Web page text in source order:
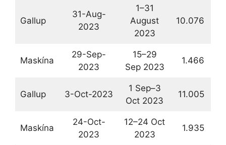
Gallup
31-Aug-
2023
1–31
August
2023
10.076
Maskína
29-Sep-
2023
15–29
Sep 2023
1.466
Gallup 3-Oct-2023
1 Sep–3
Oct 2023
11.005
Maskína
24-Oct-
2023
12–24 Oct
2023
1.935